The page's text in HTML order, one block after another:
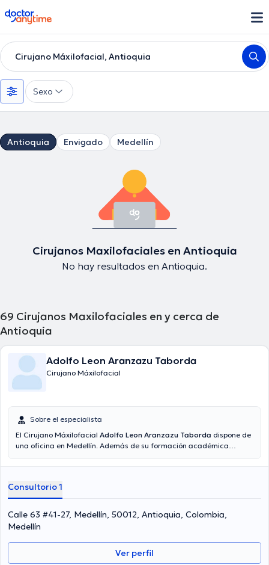
doctoranytime
Cirujano Máxilofacial, Antioquia
Sexo
Antioquia Envigado Medellín
Cirujanos Maxilofaciales en Antioquia
No hay resultados en Antioquia.
69 Cirujanos Maxilofaciales en y cerca de
Antioquia
Adolfo Leon Aranzazu Taborda
Cirujano Máxilofacial
Sobre el especialista
El Cirujano Máxilofacial Adolfo Leon Aranzazu Taborda dispone de
una oficina en Medellín. Además de su formación académica
de especialidad. El médico cuenta con muchos años de experiencia
desempeñado como miembro de diversas asociaciones médicas.
Adolfo Leon Aranzazu Taborda ha participado en considerables
conferencias con el ideal de tener una formación continua en su
temática de especialización y ha publicado importantes artículos.
Para finalizar, el médico puede hablar Español en su consultorio.
Consultorio 1
Calle 63 #41-27, Medellín, 50012, Antioquia, Colombia,
Medellín
Ver perfil